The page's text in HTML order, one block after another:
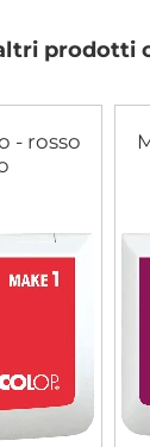
prodotti
- rosso